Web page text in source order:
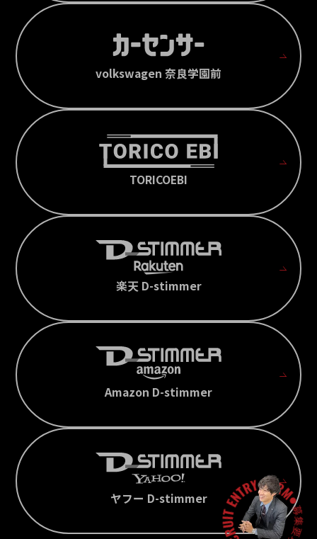
volkswagen 奈良学園前
TORICOEBI
楽天 D-stimmer
Amazon D-stimmer
ヤフー D-stimmer